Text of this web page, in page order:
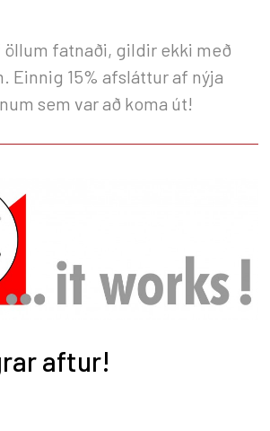
öllum fatnaði, gildir ekki með
Einnig 15% afsláttur af nýja
sem var að koma út!
aftur!